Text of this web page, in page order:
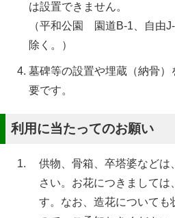
は設置できません。
（平和公園 園道B-1、自由
除く。）
墓碑等の設置や埋蔵（納骨
要です。
利用に当たってのお願い
供物、骨箱、卒塔婆などは
さい。お花につきましては
す。なお、造花についても